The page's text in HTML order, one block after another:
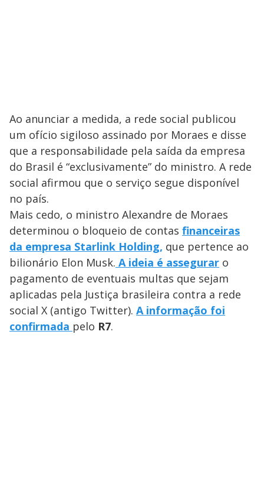
Ao anunciar a medida, a rede social publicou
um ofício sigiloso assinado por Moraes e disse
que a responsabilidade pela saída da empresa
do Brasil é “exclusivamente” do ministro. A rede
social afirmou que o serviço segue disponível
no país.
Mais cedo, o ministro Alexandre de Moraes
determinou o bloqueio de contas financeiras
da empresa Starlink Holding, que pertence ao
bilionário Elon Musk. A ideia é assegurar o
pagamento de eventuais multas que sejam
aplicadas pela Justiça brasileira contra a rede
social X (antigo Twitter). A informação foi
confirmada pelo R7.